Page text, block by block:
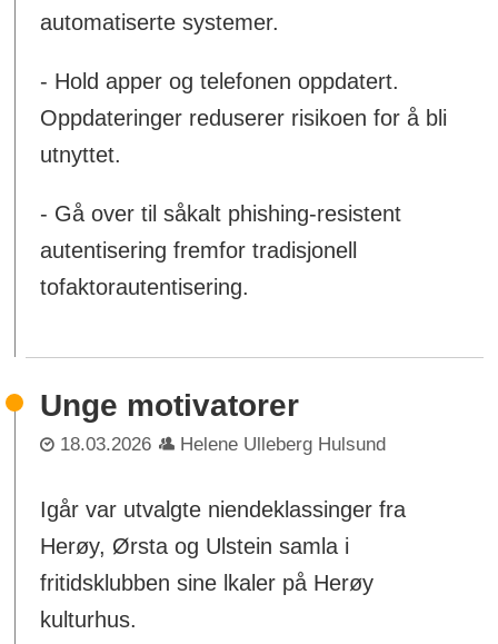
automatiserte systemer.
- Hold apper og telefonen oppdatert.
Oppdateringer reduserer risikoen for å bli
utnyttet.
- Gå over til såkalt phishing-resistent
autentisering fremfor tradisjonell
tofaktorautentisering.
Unge motivatorer
18.03.2026 Helene Ulleberg Hulsund
Igår var utvalgte niendeklassinger fra
Herøy, Ørsta og Ulstein samla i
fritidsklubben sine lkaler på Herøy
kulturhus.